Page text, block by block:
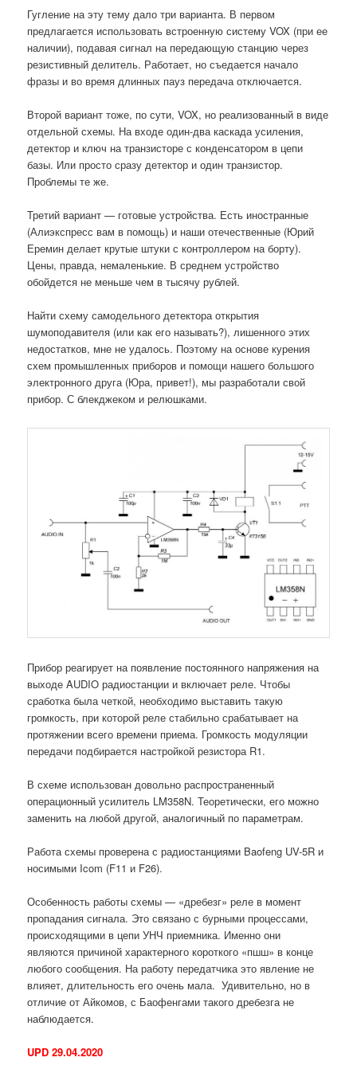
Гугление на эту тему дало три варианта. В первом
предлагается использовать встроенную систему VOX (при ее
наличии), подавая сигнал на передающую станцию через
резистивный делитель. Работает, но съедается начало
фразы и во время длинных пауз передача отключается.
Второй вариант тоже, по сути, VOX, но реализованный в виде
отдельной схемы. На входе один-два каскада усиления,
детектор и ключ на транзисторе с конденсатором в цепи
базы. Или просто сразу детектор и один транзистор.
Проблемы те же.
Третий вариант — готовые устройства. Есть иностранные
(Алиэкспресс вам в помощь) и наши отечественные (Юрий
Еремин делает крутые штуки с контроллером на борту).
Цены, правда, немаленькие. В среднем устройство
обойдется не меньше чем в тысячу рублей.
Найти схему самодельного детектора открытия
шумоподавителя (или как его называть?), лишенного этих
недостатков, мне не удалось. Поэтому на основе курения
схем промышленных приборов и помощи нашего большого
электронного друга (Юра, привет!), мы разработали свой
прибор. С блекджеком и релюшками.
Прибор реагирует на появление постоянного напряжения на
выходе AUDIO радиостанции и включает реле. Чтобы
сработка была четкой, необходимо выставить такую
громкость, при которой реле стабильно срабатывает на
протяжении всего времени приема. Громкость модуляции
передачи подбирается настройкой резистора R1.
В схеме использован довольно распространенный
операционный усилитель LM358N. Теоретически, его можно
заменить на любой другой, аналогичный по параметрам.
Работа схемы проверена с радиостанциями Baofeng UV-5R и
носимыми Icom (F11 и F26).
Особенность работы схемы — «дребезг» реле в момент
пропадания сигнала. Это связано с бурными процессами,
происходящими в цепи УНЧ приемника. Именно они
являются причиной характерного короткого «пшш» в конце
любого сообщения. На работу передатчика это явление не
влияет, длительность его очень мала. Удивительно, но в
отличие от Айкомов, с Баофенгами такого дребезга не
наблюдается.
UPD 29.04.2020